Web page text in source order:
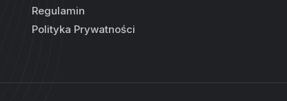
Regulamin
Polityka Prywatności